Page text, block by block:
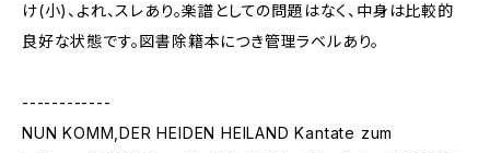
け(小)、よれ、スレあり。楽譜としての問題はなく、中身は比較的
良好な状態です。図書除籍本につき管理ラベルあり。
------------
NUN KOMM,DER HEIDEN HEILAND Kantate zum